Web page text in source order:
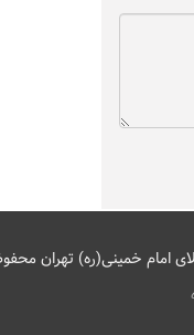
امام خمینی(ره) تهران